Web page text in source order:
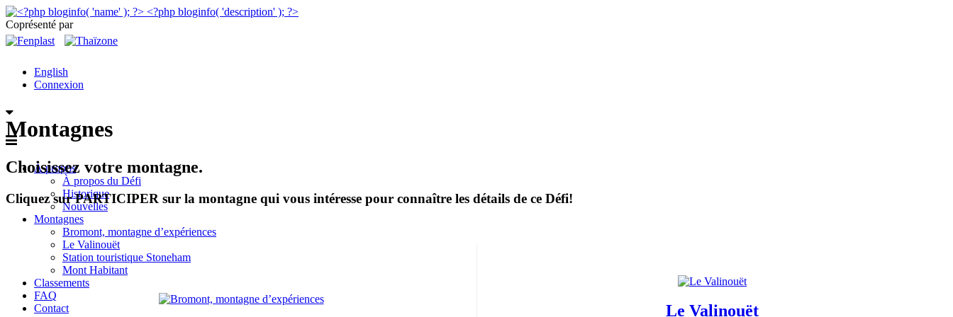
Coprésenté par
English
Connexion
À propos
À propos du Défi
Historique
Nouvelles
Montagnes
Bromont, montagne d’expériences
Le Valinouët
Station touristique Stoneham
Mont Habitant
Classements
FAQ
Contact
Montagnes
Choisissez votre montagne.
Cliquez sur PARTICIPER sur la montagne qui vous intéresse pour connaître les détails de ce Défi!
Le Valinouët